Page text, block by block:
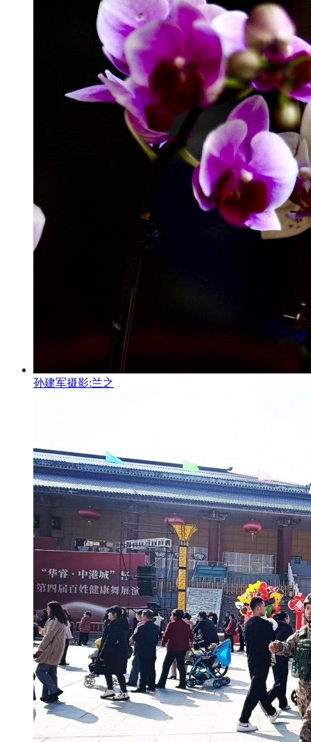
孙建军摄影:兰之